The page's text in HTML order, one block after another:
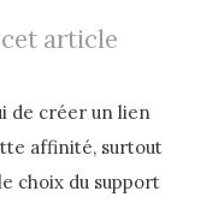
article
de créer un lien
affinité, surtout
choix du support